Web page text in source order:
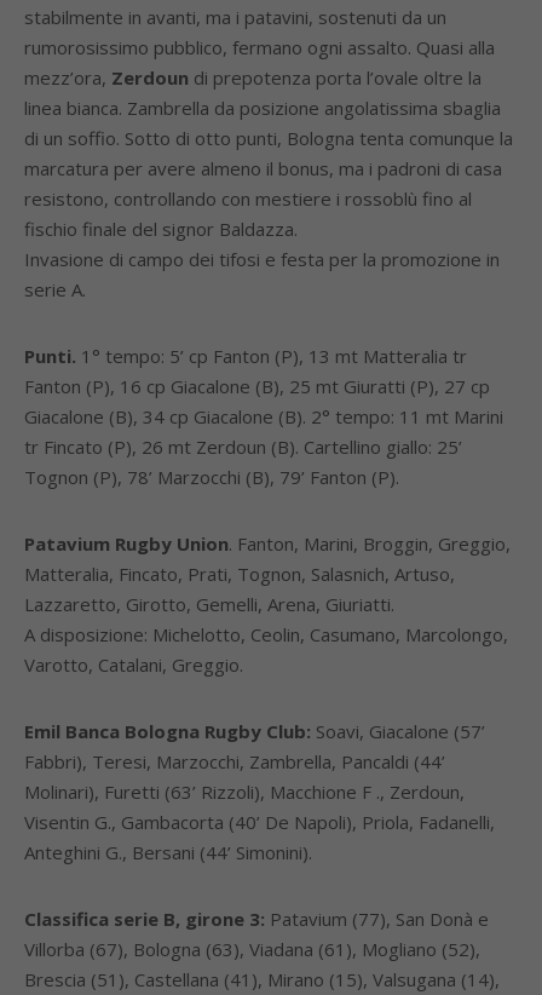
stabilmente in avanti, ma i patavini, sostenuti da un
rumorosissimo pubblico, fermano ogni assalto. Quasi alla
mezz’ora, Zerdoun di prepotenza porta l’ovale oltre la
linea bianca. Zambrella da posizione angolatissima sbaglia
di un soffio. Sotto di otto punti, Bologna tenta comunque la
marcatura per avere almeno il bonus, ma i padroni di casa
resistono, controllando con mestiere i rossoblù fino al
fischio finale del signor Baldazza.
Invasione di campo dei tifosi e festa per la promozione in
serie A.
Punti. 1° tempo: 5’ cp Fanton (P), 13 mt Matteralia tr
Fanton (P), 16 cp Giacalone (B), 25 mt Giuratti (P), 27 cp
Giacalone (B), 34 cp Giacalone (B). 2° tempo: 11 mt Marini
tr Fincato (P), 26 mt Zerdoun (B). Cartellino giallo: 25’
Tognon (P), 78’ Marzocchi (B), 79’ Fanton (P).
Patavium Rugby Union. Fanton, Marini, Broggin, Greggio,
Matteralia, Fincato, Prati, Tognon, Salasnich, Artuso,
Lazzaretto, Girotto, Gemelli, Arena, Giuriatti.
A disposizione: Michelotto, Ceolin, Casumano, Marcolongo,
Varotto, Catalani, Greggio.
Emil Banca Bologna Rugby Club: Soavi, Giacalone (57’
Fabbri), Teresi, Marzocchi, Zambrella, Pancaldi (44’
Molinari), Furetti (63’ Rizzoli), Macchione F ., Zerdoun,
Visentin G., Gambacorta (40’ De Napoli), Priola, Fadanelli,
Anteghini G., Bersani (44’ Simonini).
Classifica serie B, girone 3: Patavium (77), San Donà e
Villorba (67), Bologna (63), Viadana (61), Mogliano (52),
Brescia (51), Castellana (41), Mirano (15), Valsugana (14),